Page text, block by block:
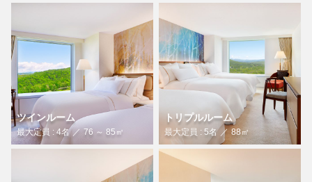
ツインルーム
最大定員 : 4名 76 ～ 85㎡
トリプルルーム
最大定員 : 5名 88㎡